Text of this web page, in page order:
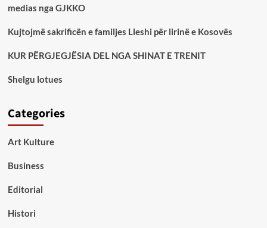
medias nga GJKKO
Kujtojmë sakrificën e familjes Lleshi për lirinë e Kosovës
KUR PËRGJEGJËSIA DEL NGA SHINAT E TRENIT
Shelgu lotues
Categories
Art Kulture
Business
Editorial
Histori